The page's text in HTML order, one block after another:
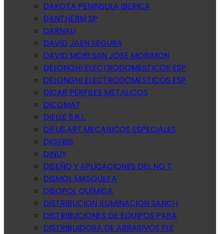
DAKOTA PENINSULA IBERICA
DANTHERM SP
DARNAU
DAVID JAEN SEGURA
DAVID MORI SAN JOSE MORIMON
DELONGHI ELECTRODOMESTICOS ESP
DELONGHI ELECTRODOMESTICOS ESP
DICAR PERFILES METALICOS
DICOMAT
DIELLE S.R.L.
DIFUS.ART.MECANICOS ESPECIALES
DIGEBIS
DINUY
DISEÑO Y APLICACIONES DEL NO T
DISMOL MASQUEFA
DISOPOL QUÍMICA
DISTRIBUCION ILUMINACION SANCH
DISTRIBUCIONES DE EQUIPOS PARA
DISTRIBUIDORA DE ABRASIVOS FLE